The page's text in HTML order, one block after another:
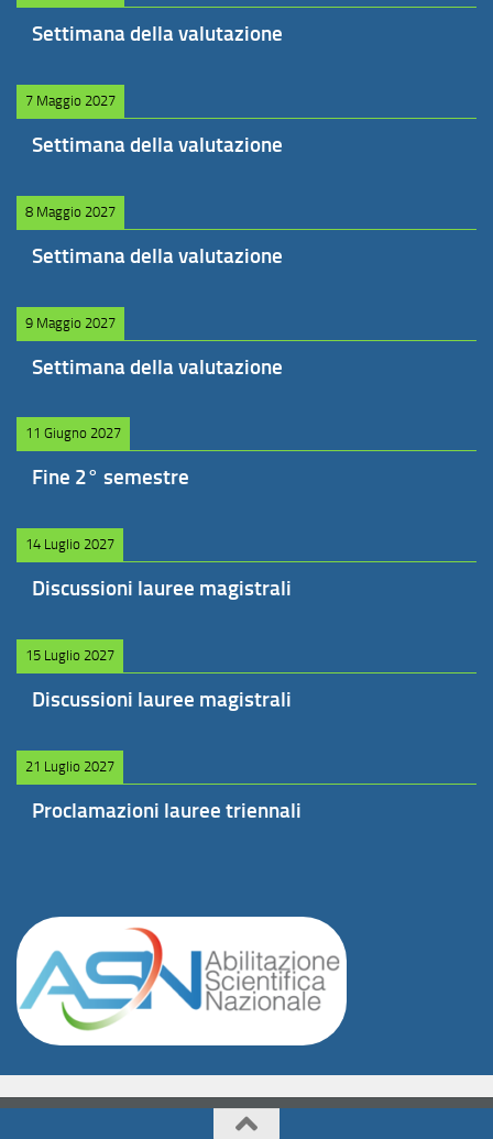
Settimana della valutazione
7 Maggio 2027
Settimana della valutazione
8 Maggio 2027
Settimana della valutazione
9 Maggio 2027
Settimana della valutazione
11 Giugno 2027
Fine 2° semestre
14 Luglio 2027
Discussioni lauree magistrali
15 Luglio 2027
Discussioni lauree magistrali
21 Luglio 2027
Proclamazioni lauree triennali